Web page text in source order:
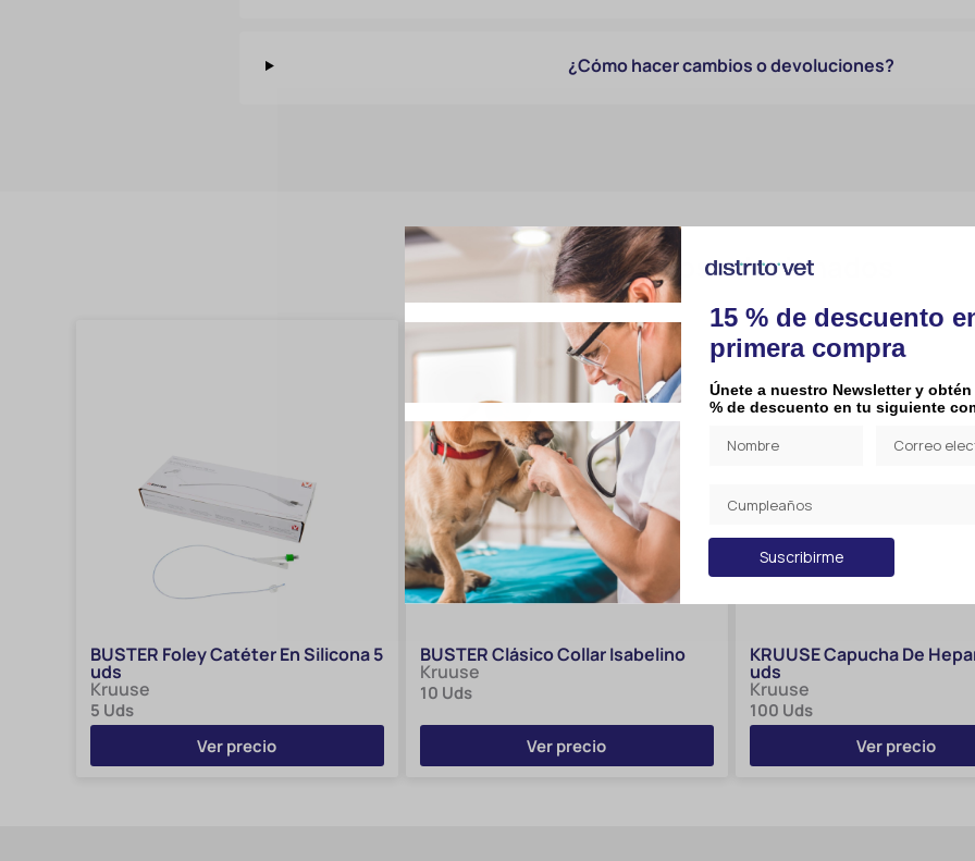
¿Cómo hacer cambios o devoluciones?
Productos relacionados
BUSTER Foley Catéter En Silicona 5
uds
Kruuse
5 Uds
Ver precio
BUSTER Clásico Collar Isabelino
Kruuse
10 Uds
Ver precio
KRUUSE Capucha De
uds
Kruuse
100 Uds
Ver precio
15 % de descuento
primera compra
Únete a nuestro Newsletter y obtén
% de descuento en tu siguiente
Suscribirme